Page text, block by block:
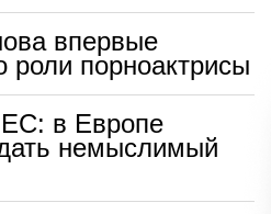
впервые
роли порноактрисы
в Европе
немыслимый